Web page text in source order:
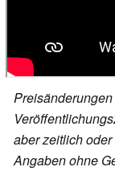
aber zeitlich
Angaben ohne